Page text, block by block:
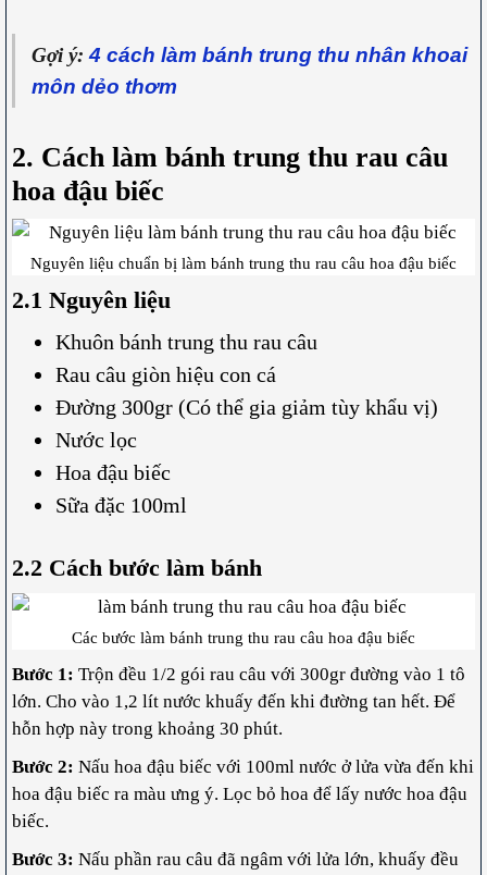
Gợi ý:4 cách làm bánh trung thu nhân khoai
môn dẻo thơm
2. Cách làm bánh trung thu rau câu
hoa đậu biếc
Nguyên liệu chuẩn bị làm bánh trung thu rau câu hoa đậu biếc
2.1 Nguyên liệu
Khuôn bánh trung thu rau câu
Rau câu giòn hiệu con cá
Đường 300gr (Có thể gia giảm tùy khẩu vị)
Nước lọc
Hoa đậu biếc
Sữa đặc 100ml
2.2 Cách bước làm bánh
Các bước làm bánh trung thu rau câu hoa đậu biếc
Bước 1: Trộn đều 1/2 gói rau câu với 300gr đường vào 1 tô
lớn. Cho vào 1,2 lít nước khuấy đến khi đường tan hết. Để
hỗn hợp này trong khoảng 30 phút.
Bước 2: Nấu hoa đậu biếc với 100ml nước ở lửa vừa đến khi
hoa đậu biếc ra màu ưng ý. Lọc bỏ hoa để lấy nước hoa đậu
biếc.
Bước 3: Nấu phần rau câu đã ngâm với lửa lớn, khuấy đều